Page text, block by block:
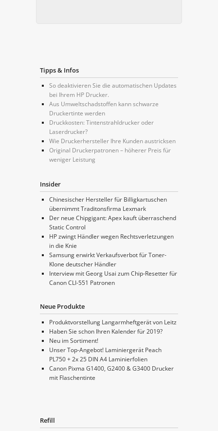
Tipps & Infos
So deaktivieren Sie die automatischen Updates
bei Ihrem HP Drucker.
Aus Umweltschadstoffen kann schwarze
Druckertinte werden
Druckkosten: Tintenstrahldrucker oder
Laserdrucker?
Wie Druckerhersteller Ihre Kunden austricksen
Original Druckerpatronen – höherer Preis für
weniger Leistung
Insider
Chinesischer Hersteller für Billigkartuschen
übernimmt Traditonsfirma Lexmark
Der neue Chipgigant: Apex kauft überraschend
Static Control
HP zwingt Händler wegen Rechtsverletzungen
in die Knie
Samsung erwirkt Verkaufsverbot für Toner-
Klone deutscher Händler
Interview mit Georg Usai zum Chip-Resetter für
Canon CLI-551 Patronen
Neue Produkte
Produktvorstellung Langarmheftgerät von Leitz
Haben Sie schon Ihren Kalender für 2019?
Neu im Sortiment!
Unser Top-Angebot! Laminiergerät Peach
PL750 + 2x 25 DIN A4 Laminierfolien
Canon Pixma G1400, G2400 & G3400 Drucker
mit Flaschentinte
Refill